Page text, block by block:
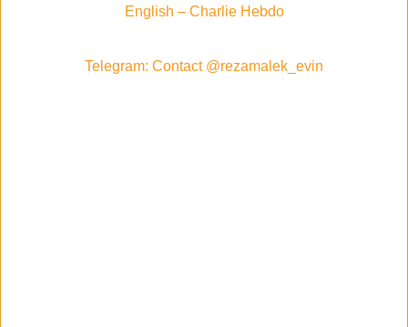
English – Charlie Hebdo
Telegram: Contact @rezamalek_evin